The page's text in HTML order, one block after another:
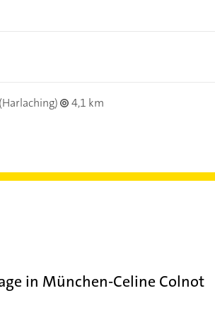
(Harlaching)
4,1 km
in München-Celine Colnot